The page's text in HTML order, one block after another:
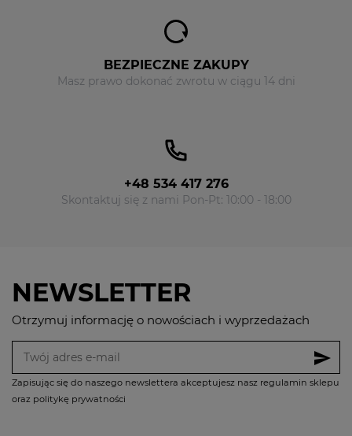
BEZPIECZNE ZAKUPY
Masz prawo dokonać zwrotu w ciągu 14 dni
+48 534 417 276
Skontaktuj się z nami Pon-Pt: 10:00 - 18:00
NEWSLETTER
Otrzymuj informację o nowościach i wyprzedażach
send
Zapisując się do naszego newslettera akceptujesz nasz regulamin sklepu
oraz politykę prywatności